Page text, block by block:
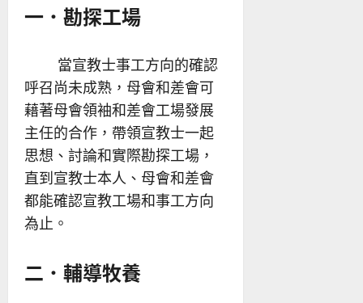
一．勘探工場
當宣教士事工方向的確認
呼召尚未成熟，母會和差會可
藉著母會領袖和差會工場發展
主任的合作，帶領宣教士一起
思想、討論和實際勘探工場，
直到宣教士本人、母會和差會
都能確認宣教工場和事工方向
為止。
二．輔導牧養